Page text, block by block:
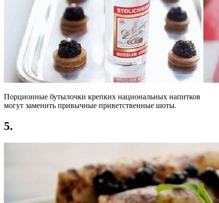
Порционные бутылочки крепких национальных напитков
могут заменить привычные приветственные шоты.
5.